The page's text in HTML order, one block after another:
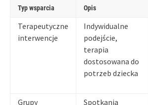
Typ wsparcia Opis
Terapeutyczne
interwencje
Indywidualne
podejście,
terapia
dostosowana do
potrzeb dziecka
Grupy
Spotkania